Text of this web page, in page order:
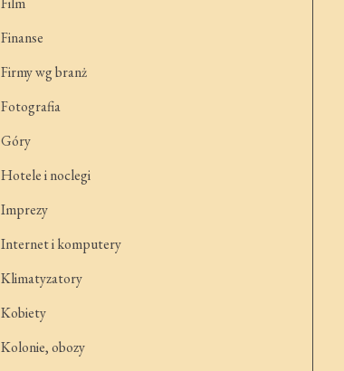
Finanse
Firmy wg branż
Fotografia
Góry
Hotele i noclegi
Imprezy
Internet i komputery
Klimatyzatory
Kobiety
Kolonie, obozy